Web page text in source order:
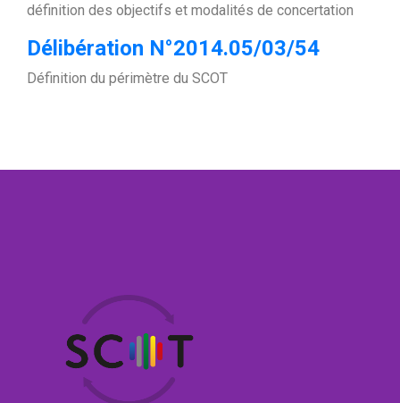
définition des objectifs et modalités de concertation
Délibération N°2014.05/03/54
Définition du périmètre du SCOT